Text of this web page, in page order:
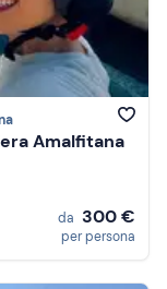
Amalfitana
da 300 €
per persona